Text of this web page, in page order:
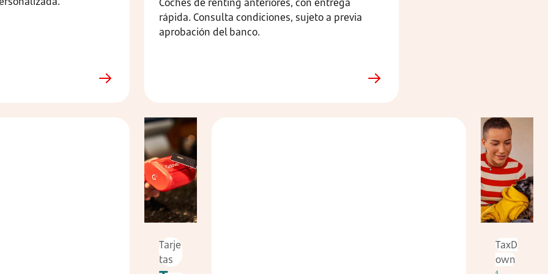
rápida. Consulta condiciones, sujeto a previa
aprobación del banco.
Tarje
tas
TaxD
own
4